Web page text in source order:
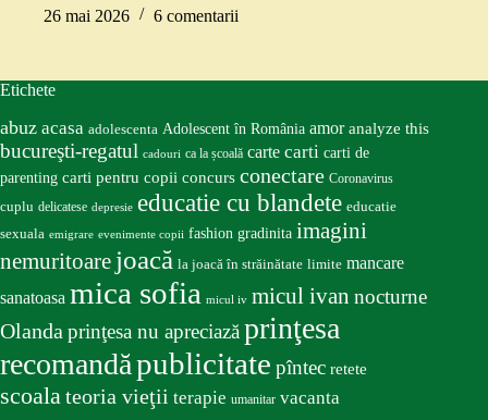
26 mai 2026
6 comentarii
Etichete
abuz acasa adolescenta Adolescent în România amor analyze this
bucureşti-regatul cadouri ca la școală carte carti carti de
parenting carti pentru copii concurs conectare Coronavirus
cuplu delicatese depresie educatie cu blandete educatie
sexuala emigrare evenimente copii fashion gradinita imagini
nemuritoare joacă la joacă în străinătate limite mancare
sanatoasa mica sofia micul iv micul ivan nocturne
Olanda prinţesa nu apreciază prinţesa
recomandăpublicitate pîntec retete
scoala teoria vieţii terapie umanitar vacanta